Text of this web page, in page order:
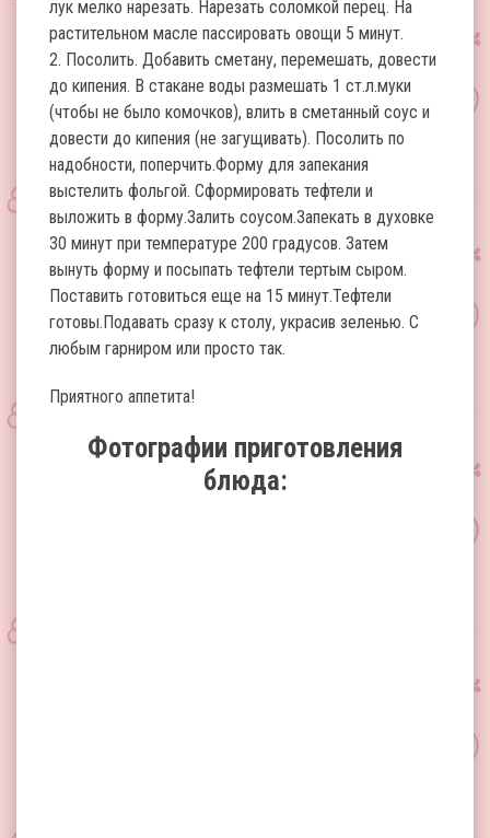
лук мелко нарезать. Нарезать соломкой перец. На
растительном масле пассировать овощи 5 минут.
2. Посолить. Добавить сметану, перемешать, довести
до кипения. В стакане воды размешать 1 ст.л.муки
(чтобы не было комочков), влить в сметанный соус и
довести до кипения (не загущивать). Посолить по
надобности, поперчить.Форму для запекания
выстелить фольгой. Сформировать тефтели и
выложить в форму.Залить соусом.Запекать в духовке
30 минут при температуре 200 градусов. Затем
вынуть форму и посыпать тефтели тертым сыром.
Поставить готовиться еще на 15 минут.Тефтели
готовы.Подавать сразу к столу, украсив зеленью. С
любым гарниром или просто так.
Приятного аппетита!
Фотографии приготовления
блюда: